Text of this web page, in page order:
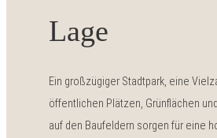
Lage
Ein großzügiger Stadtpark, eine
öffentlichen Plätzen, Grünflächen
auf den Baufeldern sorgen für eine